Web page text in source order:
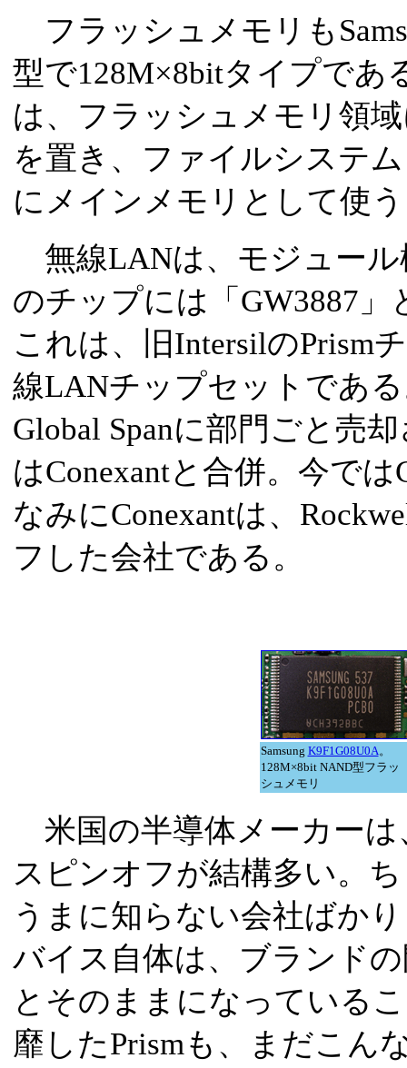
フラッシュメモリも
型で128M×8bitタイプであ
は、フラッシュメモリ領
を置き、ファイルシステ
にメインメモリとして使
無線LANは、モジュール
のチップには「GW3887
これは、旧IntersilのPrism
線LANチップセットであ
Global Spanに部門ごと売
はConexantと合併。今で
なみにConexantは、
フした会社である。
Samsung K9F1G08U0A。
128M×8bit NAND型フラッ
シュメモリ
米国の半導体メーカーは
スピンオフが結構多い。
うまに知らない会社ばか
バイス自体は、ブランド
とそのままになっている
靡したPrismも、まだこん